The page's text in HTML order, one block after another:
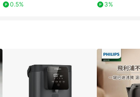
0.5%
orn3%